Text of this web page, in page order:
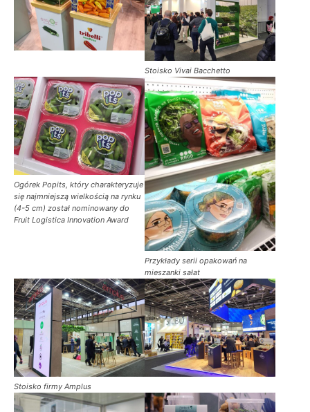
Stoisko Vivai Bacchetto
Ogórek Popits, który charakteryzuje
się najmniejszą wielkością na rynku
(4-5 cm) został nominowany do
Fruit Logistica Innovation Award
Przykłady serii opakowań na
mieszanki sałat
Stoisko firmy Amplus